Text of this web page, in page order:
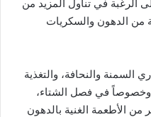
الرغبة في تناول المزيد من
من الدهون والسكريات
السمنة والنحافة، والتغذية
وخصوصاً في فصل الشتاء،
من الأطعمة الغنية بالدهون